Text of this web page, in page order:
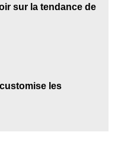
sur la tendance de
les